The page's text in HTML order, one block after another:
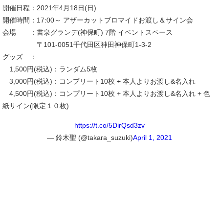
開催日程：2021年4月18日(日)
開催時間：17:00～ アザーカットブロマイドお渡し＆サイン会
会場 ：書泉グランデ(神保町) 7階 イベントスペース
〒101-0051千代田区神田神保町1-3-2
グッズ ：
1,500円(税込)：ランダム5枚
3,000円(税込)：コンプリート10枚 + 本人よりお渡し&名入れ
4,500円(税込)：コンプリート10枚 + 本人よりお渡し&名入れ + 色
紙サイン(限定１０枚)
https://t.co/5DirQsd3zv
— 鈴木聖 (@takara_suzuki)April 1, 2021